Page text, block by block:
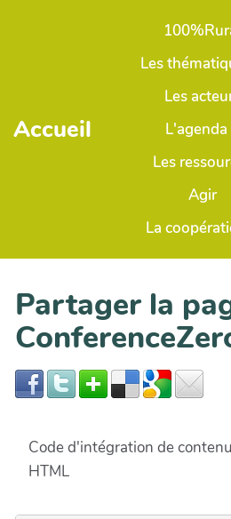
Aller au contenu principal
Accueil
Les
Les
L'agenda
Les
Agir
La
Partager la
Code d'intégration de
HTML